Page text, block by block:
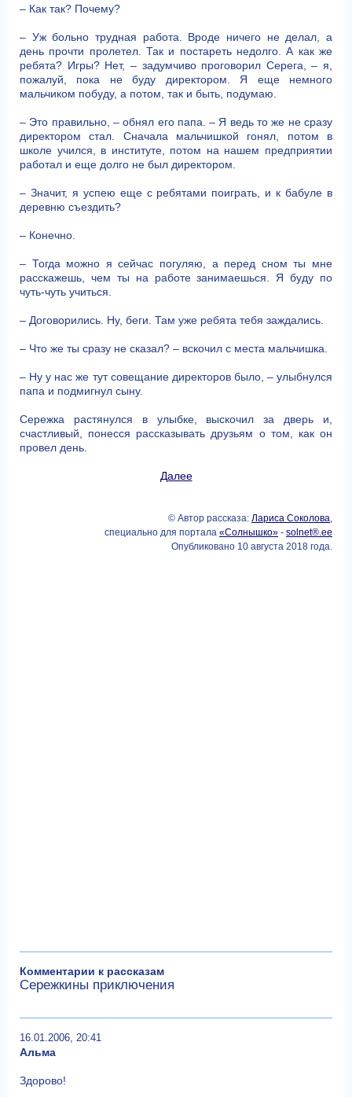
– Как так? Почему?
– Уж больно трудная работа. Вроде ничего не делал, а
день прочти пролетел. Так и постареть недолго. А как же
ребята? Игры? Нет, – задумчиво проговорил Серега, – я,
пожалуй, пока не буду директором. Я еще немного
мальчиком побуду, а потом, так и быть, подумаю.
– Это правильно, – обнял его папа. – Я ведь то же не сразу
директором стал. Сначала мальчишкой гонял, потом в
школе учился, в институте, потом на нашем предприятии
работал и еще долго не был директором.
– Значит, я успею еще с ребятами поиграть, и к бабуле в
деревню съездить?
– Конечно.
– Тогда можно я сейчас погуляю, а перед сном ты мне
расскажешь, чем ты на работе занимаешься. Я буду по
чуть-чуть учиться.
– Договорились. Ну, беги. Там уже ребята тебя заждались.
– Что же ты сразу не сказал? – вскочил с места мальчишка.
– Ну у нас же тут совещание директоров было, – улыбнулся
папа и подмигнул сыну.
Сережка растянулся в улыбке, выскочил за дверь и,
счастливый, понесся рассказывать друзьям о том, как он
провел день.
Далее
© Автор рассказа: Лариса Соколова,
специально для портала «Солнышко» - solnet®.ee
Опубликовано 10 августа 2018 года.
Комментарии к рассказам
Сережкины приключения
16.01.2006, 20:41
Альма
Здорово!